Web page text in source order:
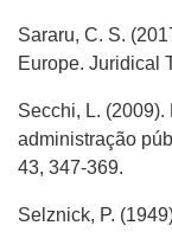
Sararu, C. S.
Europe. Juridical
Secchi, L.
administração
43, 347-369.
Selznick, P.